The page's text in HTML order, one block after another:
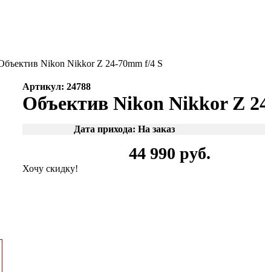
Nikon Nikkor Z 24-70mm f/4 S
Артикул: 24788
Объектив Nikon Nikkor Z
Дата прихода: На заказ
44 990 руб.
Хочу скидку!